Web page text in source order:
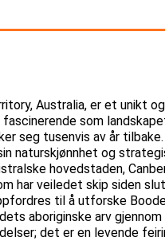
Australia, er et unikt
som
seg tusenvis av år
naturskjønnhet og
hovedstaden,
har veiledet skip siden
til å utforske
aboriginske arv
det er en levende